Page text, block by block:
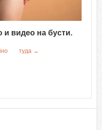
и видео на бусти.
туда →